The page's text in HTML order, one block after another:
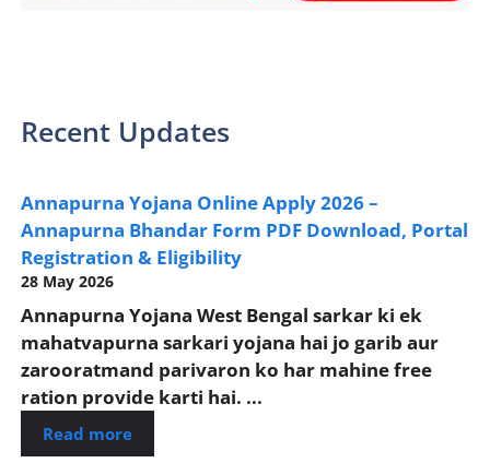
Recent Updates
Annapurna Yojana Online Apply 2026 –
Annapurna Bhandar Form PDF Download, Portal
Registration & Eligibility
28 May 2026
Annapurna Yojana West Bengal sarkar ki ek
mahatvapurna sarkari yojana hai jo garib aur
zarooratmand parivaron ko har mahine free
ration provide karti hai. ...
Read more